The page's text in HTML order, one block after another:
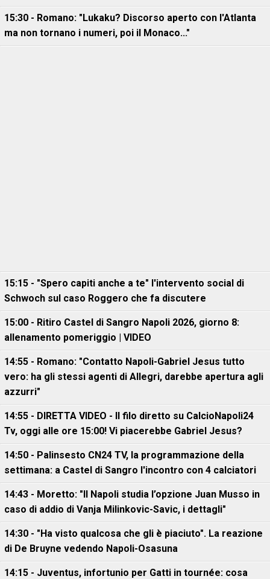
15:30 - Romano: "Lukaku? Discorso aperto con l'Atlanta
ma non tornano i numeri, poi il Monaco..."
15:15 - "Spero capiti anche a te" l'intervento social di
Schwoch sul caso Roggero che fa discutere
15:00 - Ritiro Castel di Sangro Napoli 2026, giorno 8:
allenamento pomeriggio | VIDEO
14:55 - Romano: "Contatto Napoli-Gabriel Jesus tutto
vero: ha gli stessi agenti di Allegri, darebbe apertura agli
azzurri"
14:55 - DIRETTA VIDEO - Il filo diretto su CalcioNapoli24
Tv, oggi alle ore 15:00! Vi piacerebbe Gabriel Jesus?
14:50 - Palinsesto CN24 TV, la programmazione della
settimana: a Castel di Sangro l'incontro con 4 calciatori
14:43 - Moretto: "Il Napoli studia l’opzione Juan Musso in
caso di addio di Vanja Milinkovic-Savic, i dettagli"
14:30 - "Ha visto qualcosa che gli è piaciuto". La reazione
di De Bruyne vedendo Napoli-Osasuna
14:15 - Juventus, infortunio per Gatti in tournée: cosa